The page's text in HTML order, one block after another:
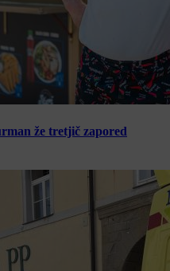
že tretjič zapored